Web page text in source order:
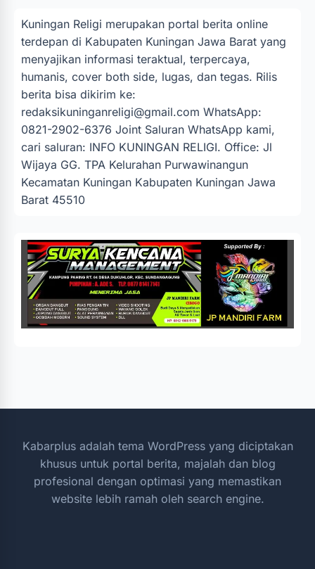
Kuningan Religi merupakan portal berita online
terdepan di Kabupaten Kuningan Jawa Barat yang
menyajikan informasi teraktual, terpercaya,
humanis, cover both side, lugas, dan tegas. Rilis
berita bisa dikirim ke:
redaksikuninganreligi@gmail.com WhatsApp:
0821-2902-6376 Joint Saluran WhatsApp kami,
cari saluran: INFO KUNINGAN RELIGI. Office: Jl
Wijaya GG. TPA Kelurahan Purwawinangun
Kecamatan Kuningan Kabupaten Kuningan Jawa
Barat 45510
Kabarplus adalah tema WordPress yang diciptakan
khusus untuk portal berita, majalah dan blog
profesional dengan optimasi yang memastikan
website lebih ramah oleh search engine.